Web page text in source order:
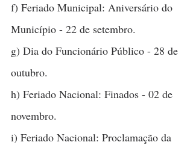
f) Feriado Municipal: Aniversário do
Município - 22 de setembro.
g) Dia do Funcionário Público - 28 de
outubro.
h) Feriado Nacional: Finados - 02 de
novembro.
i) Feriado Nacional: Proclamação da